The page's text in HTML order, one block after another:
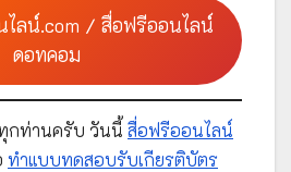
ไลน์.com / สื่อฟรีออนไลน์
ดอทคอม
กท่านครับ วันนี้ สื่อฟรีออนไลน์
ทำแบบทดสอบรับเกียรติบัตร